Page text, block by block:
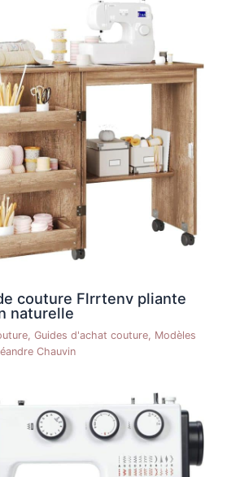
couture Flrrtenv pliante
naturelle
,Guides d'achat couture, Modèles
Chauvin